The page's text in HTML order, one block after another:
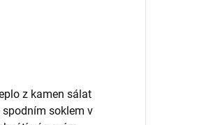
z kamen sálat
soklem v